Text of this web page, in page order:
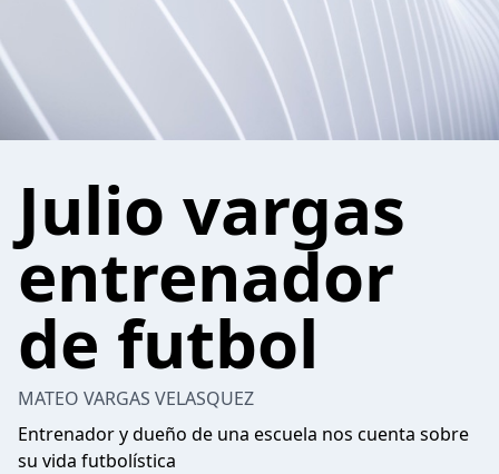
Julio vargas
entrenador
de futbol
MATEO VARGAS VELASQUEZ
Entrenador y dueño de una escuela nos cuenta sobre
su vida futbolística